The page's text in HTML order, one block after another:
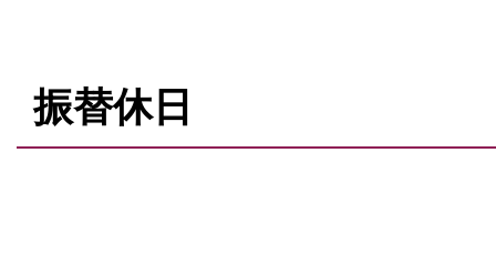
振替休日